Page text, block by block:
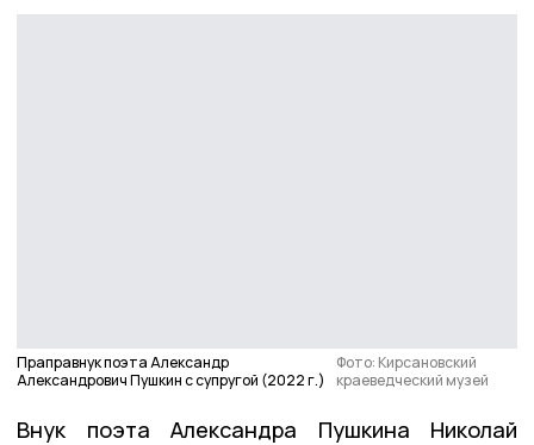
Праправнук поэта Александр
Александрович Пушкин с супругой (2022 г.)
Фото: Кирсановский
краеведческий музей
Внук поэта Александра Пушкина Николай